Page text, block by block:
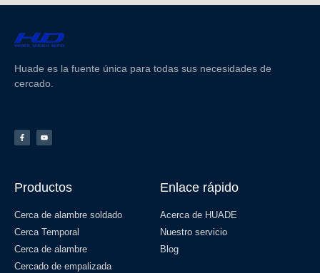
Huade es la fuente única para todas sus necesidades de
cercado.
Productos
Cerca de alambre soldado
Cerca Temporal
Cerca de alambre
Cercado de empalizada
Enlace rápido
Acerca de HUADE
Nuestro servicio
Blog